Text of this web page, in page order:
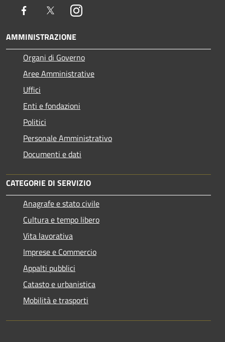
Facebook TwitterInstagram
AMMINISTRAZIONE
Organi di Governo
Aree Amministrative
Uffici
Enti e fondazioni
Politici
Personale Amministrativo
Documenti e dati
CATEGORIE DI SERVIZIO
Anagrafe e stato civile
Cultura e tempo libero
Vita lavorativa
Imprese e Commercio
Appalti pubblici
Catasto e urbanistica
Mobilità e trasporti